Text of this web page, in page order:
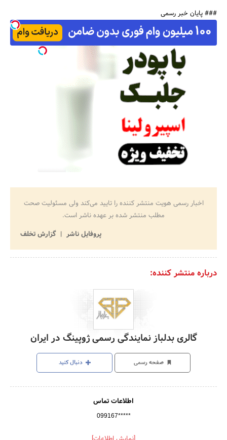
### پایان خبر رسمی
اخبار رسمی هویت منتشر کننده را تایید می‌کند ولی مسئولیت صحت
مطلب منتشر شده بر عهده ناشر است.
پروفایل ناشر
گزارش تخلف
درباره منتشر کننده:
گالری بدلباز نمایندگی رسمی ژوپینگ در ایران
صفحه رسمی دنبال کنید
اطلاعات تماس
099167*****